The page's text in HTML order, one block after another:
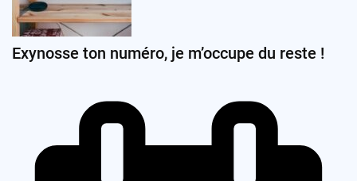
Exynosse ton numéro, je m’occupe du reste !